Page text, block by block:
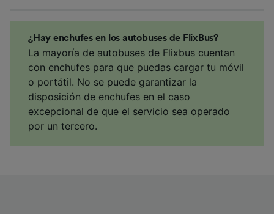
¿Hay enchufes en los autobuses de FlixBus?
La mayoría de autobuses de Flixbus cuentan
con enchufes para que puedas cargar tu móvil
o portátil. No se puede garantizar la
disposición de enchufes en el caso
excepcional de que el servicio sea operado
por un tercero.